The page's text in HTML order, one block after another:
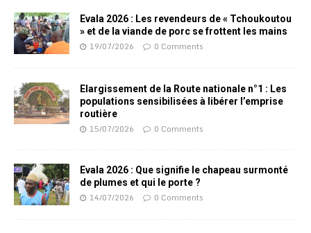
Evala 2026 : Les revendeurs de « Tchoukoutou
» et de la viande de porc se frottent les mains
19/07/2026 0 Comments
Elargissement de la Route nationale n°1 : Les
populations sensibilisées à libérer l’emprise
routière
15/07/2026 0 Comments
Evala 2026 : Que signifie le chapeau surmonté
de plumes et qui le porte ?
14/07/2026 0 Comments